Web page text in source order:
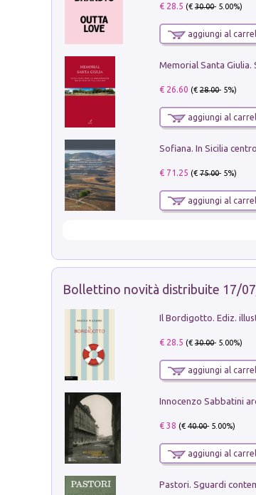
€ 28.5 (€30.00- 5.00%)
aggiungi al
€ 26.60 (€28.00- 5%)
aggiungi al
€ 71.25 (€75.00- 5%)
aggiungi al
Bollettino novità distribuite 17/
Il Bordigotto. Ediz.
€ 28.5 (€30.00- 5.00%)
aggiungi al
Innocenzo Sabbatini
€ 38 (€40.00- 5.00%)
aggiungi al